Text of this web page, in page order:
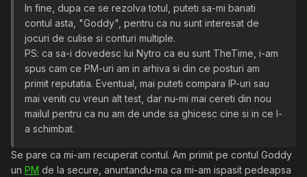
In fine, dupa ce se rezolva totul, puteti sa-mi banati
contul asta, "Goddy", pentru ca nu sunt interesat de
jocuri de culise si conturi multiple.
PS: ca sa-i dovedesc lui Nytro ca eu sunt TheTime, i-am
spus cam ce PM-uri am in arhiva si din ce posturi am
primit reputatia. Eventual, mai puteti compara IP-uri sau
mai veniti cu vreun alt test, dar nu-mi mai cereti din nou
mailul pentru ca nu am de unde sa ghicesc cine si in ce l-
a schimbat.
Se pare ca mi-am recuperat contul. Am primit pe contul Goddy
un PM de la secure, anuntandu-ma ca mi-am ispasit pedeapsa